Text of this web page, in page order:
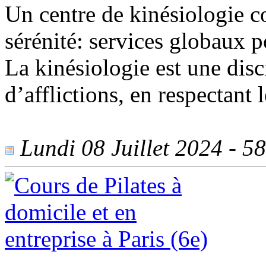
Un centre de kinésiologie
sérénité: services globaux
La kinésiologie est une
d’afflictions, en respectant
Lundi 08 Juillet 2024 -